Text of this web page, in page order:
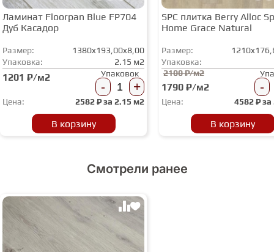
Ламинат Floorpan Blue FP704
Дуб Касадор
Размер:
1380x193,00x8,00
Упаковка:
2.15 м2
1201 ₽/м2 Упаковок
- +
Цена: 2582₽ за 2.15 м2
В корзину
SPC плитка Berry Alloc
Home Grace Natural
Размер:
Упаковка:
2100 ₽/м2
1790 ₽/м2 -
Цена: 4582₽ за
В корзину
Смотрели ранее